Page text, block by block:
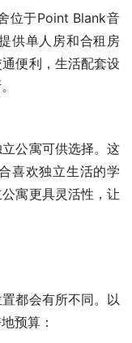
位于Point Blank音
供单人房和合租房
便利，生活配套设
公寓可供选择。这
喜欢独立生活的学
寓更具灵活性，让
都会有所不同。以
预算：